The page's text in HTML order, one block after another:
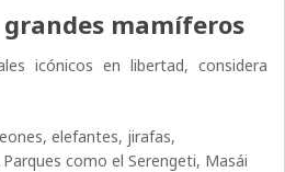
grandes mamíferos
icónicos en libertad, considera
elefantes, jirafas,
como el Serengeti, Masái